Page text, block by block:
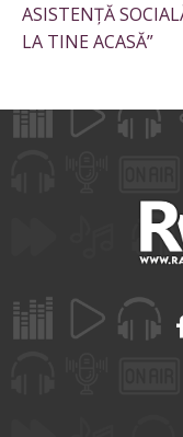
ASISTENȚĂ
LA TINE ACASĂ”